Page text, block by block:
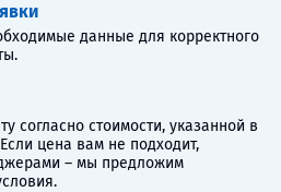
данные для корректного
согласно стоимости, указанной в
цена вам не подходит,
– мы предложим